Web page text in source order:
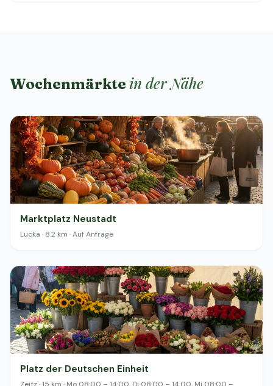
Wochenmärkte in der Nähe
Marktplatz Neustadt
Lucka · 8.2 km · Auf Anfrage
Platz der Deutschen Einheit